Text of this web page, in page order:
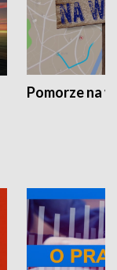
Pomorze na